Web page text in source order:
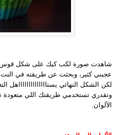
شاهدت صورة لكب كيك على شكل قوس
عجبني كثير، وبحثت عن طريقته في النت
لكن الشكل النهائي يستااااااااااااااهل
وتقدري تستخدمي طريقتك اللي
الألوان.